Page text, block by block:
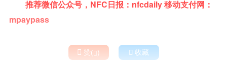
推荐微信公众号，NFC日报：nfcdaily 移动支付网：
mpaypass
 赞()  收藏